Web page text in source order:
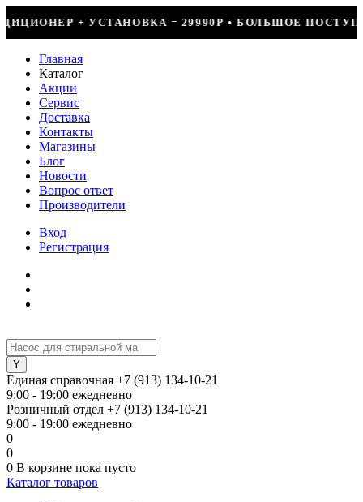
• БОЛЬШОЕ ПОСТУПЛЕНИЕ ФРЕОНА • СКИДКИ ДО
Главная
Каталог
Акции
Сервис
Доставка
Контакты
Магазины
Блог
Новости
Вопрос ответ
Производители
Вход
Регистрация
Единая справочная +7 (913) 134-10-21
9:00 - 19:00 ежедневно
Розничный отдел +7 (913) 134-10-21
9:00 - 19:00 ежедневно
0
0
0 В корзине пока пусто
Каталог товаров